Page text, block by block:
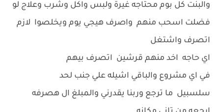
والبنت كل بوم محتاجه غيرة ولبس واكل وشرب وعلاج لو
فضلت اسحب منهم واصرف هيجي يوم ويخلصوا لازم
اتصرف واشتغل
اي حاجه اخد منهم قرشين اتصرف بيهم
في اي مشروع والباقي اشيله علي جنب لحد
سلسبيل ما ترجع وربنا يقدرني والمبلغ ال هصرفه